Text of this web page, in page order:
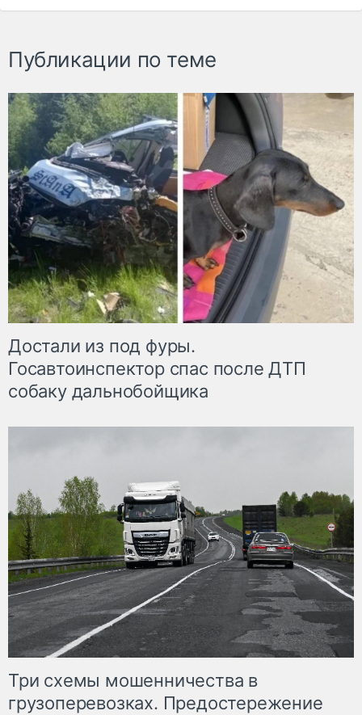
Публикации по теме
Достали из под фуры.
Госавтоинспектор спас после ДТП
собаку дальнобойщика
Три схемы мошенничества в
грузоперевозках. Предостережение